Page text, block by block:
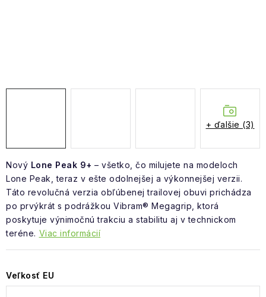
Nový Lone Peak 9+ – všetko, čo milujete na modeloch
Lone Peak, teraz v ešte odolnejšej a výkonnejšej verzii.
Táto revolučná verzia obľúbenej trailovej obuvi prichádza
po prvýkrát s podrážkou Vibram® Megagrip, ktorá
poskytuje výnimočnú trakciu a stabilitu aj v technickom
teréne. Viac informácií
Veľkosť EU
+ ďalšie (3)